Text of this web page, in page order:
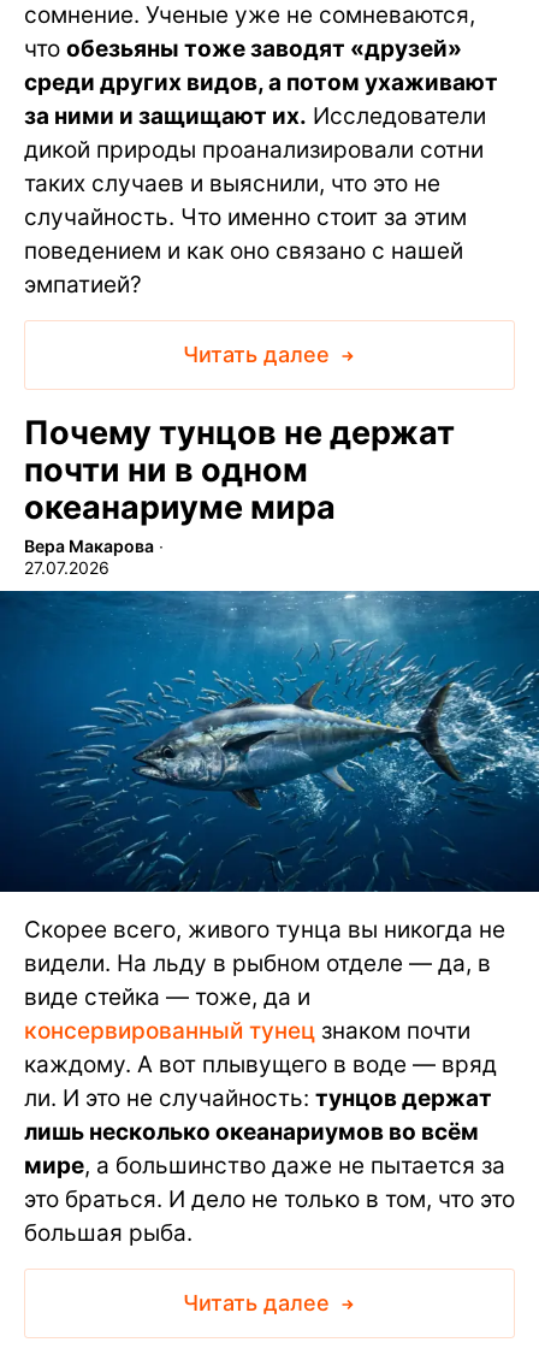
сомнение. Ученые уже не сомневаются,
что обезьяны тоже заводят «друзей»
среди других видов, а потом ухаживают
за ними и защищают их. Исследователи
дикой природы проанализировали сотни
таких случаев и выяснили, что это не
случайность. Что именно стоит за этим
поведением и как оно связано с нашей
эмпатией?
Читать далее
Почему тунцов не держат
почти ни в одном
океанариуме мира
Вера Макарова ∙
27.07.2026
Скорее всего, живого тунца вы никогда не
видели. На льду в рыбном отделе — да, в
виде стейка — тоже, да и
консервированный тунец знаком почти
каждому. А вот плывущего в воде — вряд
ли. И это не случайность: тунцов держат
лишь несколько океанариумов во всём
мире, а большинство даже не пытается за
это браться. И дело не только в том, что это
большая рыба.
Читать далее